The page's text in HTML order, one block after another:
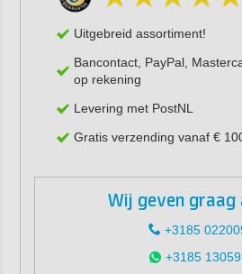
Uitgebreid assortiment!
Bancontact, PayPal,
op rekening
Levering met PostNL
Gratis verzending vanaf €
Wij geven graag
+3185
+3185